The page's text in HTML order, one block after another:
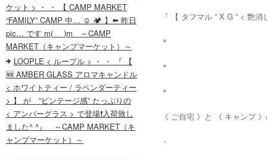
『 【 タフマル ” X G ” < 艶
＊
＊
＊
《 ご自宅 》と 《 キャンプ
・
ケット > ・ ・ 【 CAMP MARKET
“FAMILY” CAMP 中… ☺️ 🏕️ 】⬅️ 昨日
pic… です m(_ _)m ～CAMP
MARKET（キャンプマーケット）～
LOOPLE < ループル > ・ ・ 『 【
🆕 AMBER GLASS アロマキャンドル
< ホワイトティー / ラベンダーティー
> 】 が ”ビンテージ感” たっぷりの
< アンバーグラス > で登場❗️入荷致し
ました^ ^』 ～CAMP MARKET（キ
ャンプマーケット）～